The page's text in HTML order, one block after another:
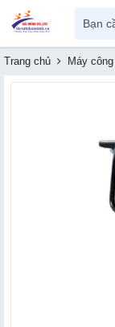
Trang chủ Máy